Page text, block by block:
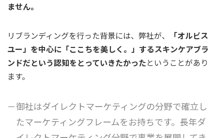
ません。
リブランディングを行った背景には、弊社が、
「オルビス
ユー」を中心に「ここちを美しく。」するスキンケアブラ
ンドだという認知をとっていきたかったということがあり
ます。
－御社はダイレクトマーケティングの分野で確立し
たマーケティングフレームをお持ちです。長年ダ